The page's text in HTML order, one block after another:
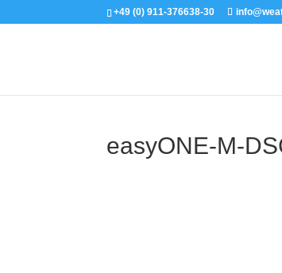
+49 (0) 911-376638-30
easyONE-M-